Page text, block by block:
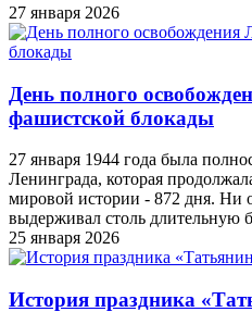
27 января 2026
День полного
фашистской блокады
27 января 1944 года была
Ленинграда, которая
мировой истории - 872 дня. Ни
выдерживал столь длительную
25 января 2026
История праздника